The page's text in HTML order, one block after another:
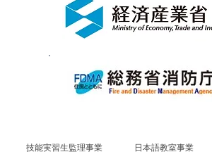
技能実習生監理事業 日本語教室事業